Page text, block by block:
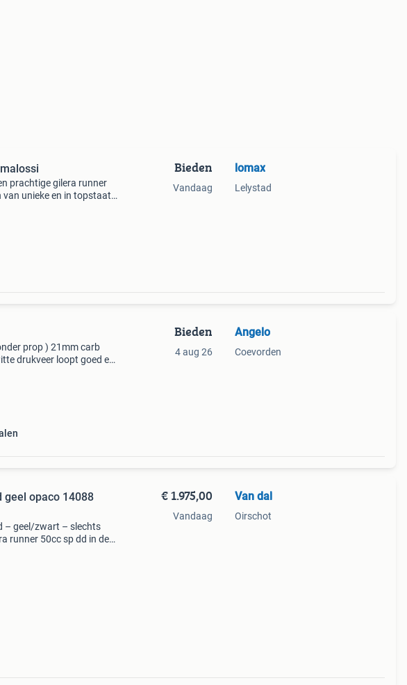
prachtige gilera runner
unieke en in topstaat
Bieden
Vandaag
lomax
Lelystad
prop ) 21mm carb
drukveer loopt goed en
Bieden
4 aug 26
Angelo
Coevorden
geel opaco 14088
– geel/zwart – slechts
runner 50cc sp dd in de
€ 1.975,00
Vandaag
Van dal
Oirschot